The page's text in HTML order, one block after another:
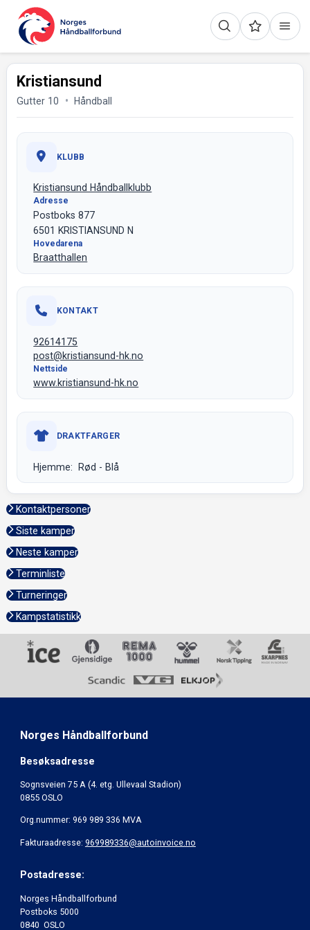
Kristiansund
Gutter 10 Håndball
KLUBB
Kristiansund Håndballklubb
Adresse
Postboks 877
6501 KRISTIANSUND N
Hovedarena
Braatthallen
KONTAKT
92614175
post@kristiansund-hk.no
Nettside
www.kristiansund-hk.no
DRAKTFARGER
Hjemme: Rød - Blå
Kontaktpersoner
Siste kamper
Neste kamper
Terminliste
Turneringer
Kampstatistikk
Norges Håndballforbund
Besøksadresse
Sognsveien 75 A (4. etg. Ullevaal Stadion)
0855 OSLO
Org.nummer: 969 989 336 MVA
Fakturaadresse: 969989336@autoinvoice.no
Postadresse:
Norges Håndballforbund
Postboks 5000
0840 OSLO